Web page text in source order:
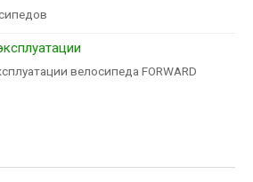
велосипеда FORWARD